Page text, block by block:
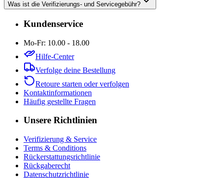
Was ist die Verifizierungs- und Servicegebühr?
Kundenservice
Mo-Fr: 10.00 - 18.00
Hilfe-Center
Verfolge deine Bestellung
Retoure starten oder verfolgen
Kontaktinformationen
Häufig gestellte Fragen
Unsere Richtlinien
Verifizierung & Service
Terms & Conditions
Rückerstattungsrichtlinie
Rückgaberecht
Datenschutzrichtlinie